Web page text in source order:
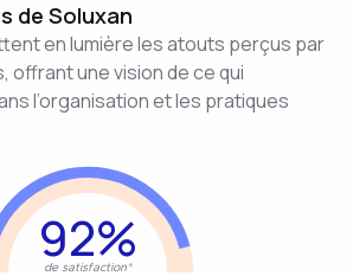
de Soluxan
en lumière les atouts perçus par
offrant une vision de ce qui
l’organisation et les pratiques
92%
de satisfaction*